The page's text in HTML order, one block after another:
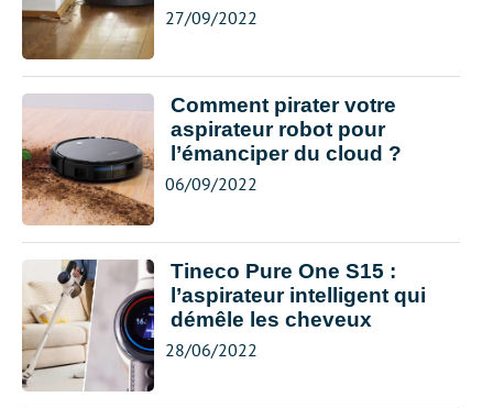
27/09/2022
Comment pirater votre
aspirateur robot pour
l’émanciper du cloud ?
06/09/2022
Tineco Pure One S15 :
l’aspirateur intelligent qui
démêle les cheveux
28/06/2022